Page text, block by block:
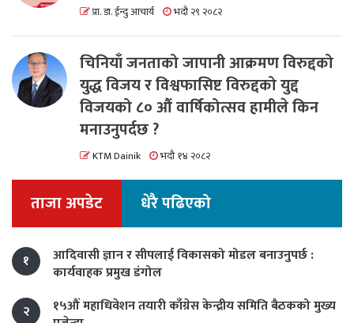
प्रा. डा. ईन्दु आचार्य भदौ २९ २०८२
चिनियाँ जनताको जापानी आक्रमण विरुद्दको
युद्ध विजय र विश्वफासिष्ट विरुद्दको युद्द
विजयको ८० औं वार्षिकोत्सव हामीले किन
मनाउनुपर्दछ ?
KTM Dainik भदौ १४ २०८२
ताजा अपडेट धेरै पढिएको
१
आदिवासी ज्ञान र सीपलाई विकासको मोडल बनाउनुपर्छ :
कार्यवाहक प्रमुख डंगोल
२
१५औं महाधिवेशन तयारी काँग्रेस केन्द्रीय समिति बैठकको मुख्य